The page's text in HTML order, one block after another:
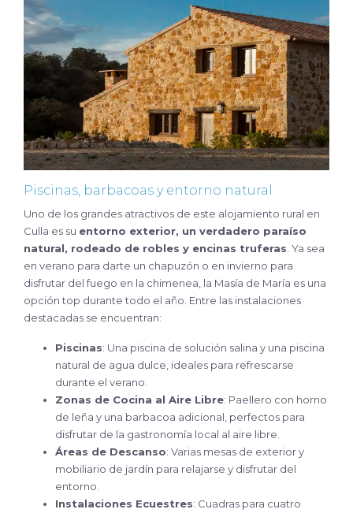
Piscinas, barbacoas y entorno natural
Uno de los grandes atractivos de este alojamiento rural en
Culla es su entorno exterior, un verdadero paraíso
natural, rodeado de robles y encinas truferas . Ya sea
en verano para darte un chapuzón o en invierno para
disfrutar del fuego en la chimenea, la Masía de María es una
opción top durante todo el año. Entre las instalaciones
destacadas se encuentran:
Piscinas: Una piscina de solución salina y una piscina
natural de agua dulce, ideales para refrescarse
durante el verano.
Zonas de Cocina al Aire Libre: Paellero con horno
de leña y una barbacoa adicional, perfectos para
disfrutar de la gastronomía local al aire libre.
Áreas de Descanso: Varias mesas de exterior y
mobiliario de jardín para relajarse y disfrutar del
entorno.
Instalaciones Ecuestres: Cuadras para cuatro